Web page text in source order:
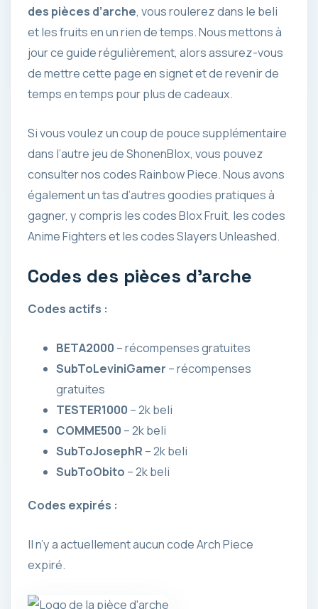
des pièces d’arche, vous roulerez dans le beli
et les fruits en un rien de temps. Nous mettons à
jour ce guide régulièrement, alors assurez-vous
de mettre cette page en signet et de revenir de
temps en temps pour plus de cadeaux.
Si vous voulez un coup de pouce supplémentaire
dans l’autre jeu de ShonenBlox, vous pouvez
consulter nos codes Rainbow Piece. Nous avons
également un tas d’autres goodies pratiques à
gagner, y compris les codes Blox Fruit, les codes
Anime Fighters et les codes Slayers Unleashed.
Codes des pièces d’arche
Codes actifs :
BETA2000 – récompenses gratuites
SubToLeviniGamer – récompenses
gratuites
TESTER1000 – 2k beli
COMME500 – 2k beli
SubToJosephR – 2k beli
SubToObito – 2k beli
Codes expirés :
Il n’y a actuellement aucun code Arch Piece
expiré.